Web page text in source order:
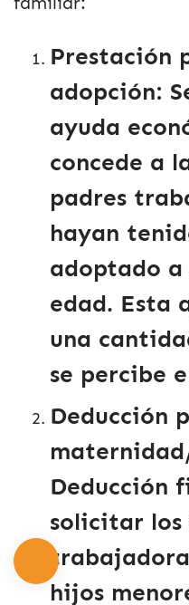
Prestación
adopción:
ayuda
concede a
padres
hayan
adoptado a
edad. Esta
una
se percibe
Deducción
Deducción
solicitar
hijos